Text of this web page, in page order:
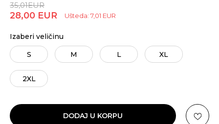
35,01EUR
28,00 EUR Ušteda: 7,01 EUR
Izaberi veličinu
S M L XL
2XL
DODAJ U KORPU